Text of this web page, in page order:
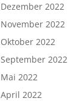
Dezember 2022
November 2022
Oktober 2022
September 2022
Mai 2022
April 2022